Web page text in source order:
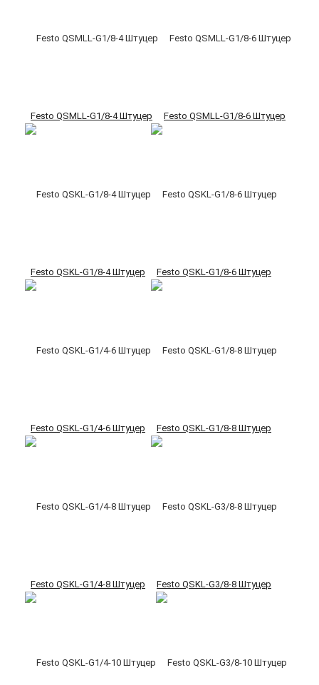
Festo QSMLL-G1/8-4 Штуцер Festo QSMLL-G1/8-6 Штуцер
Festo QSKL-G1/8-4 Штуцер Festo QSKL-G1/8-6 Штуцер
Festo QSKL-G1/4-6 Штуцер Festo QSKL-G1/8-8 Штуцер
Festo QSKL-G1/4-8 Штуцер Festo QSKL-G3/8-8 Штуцер